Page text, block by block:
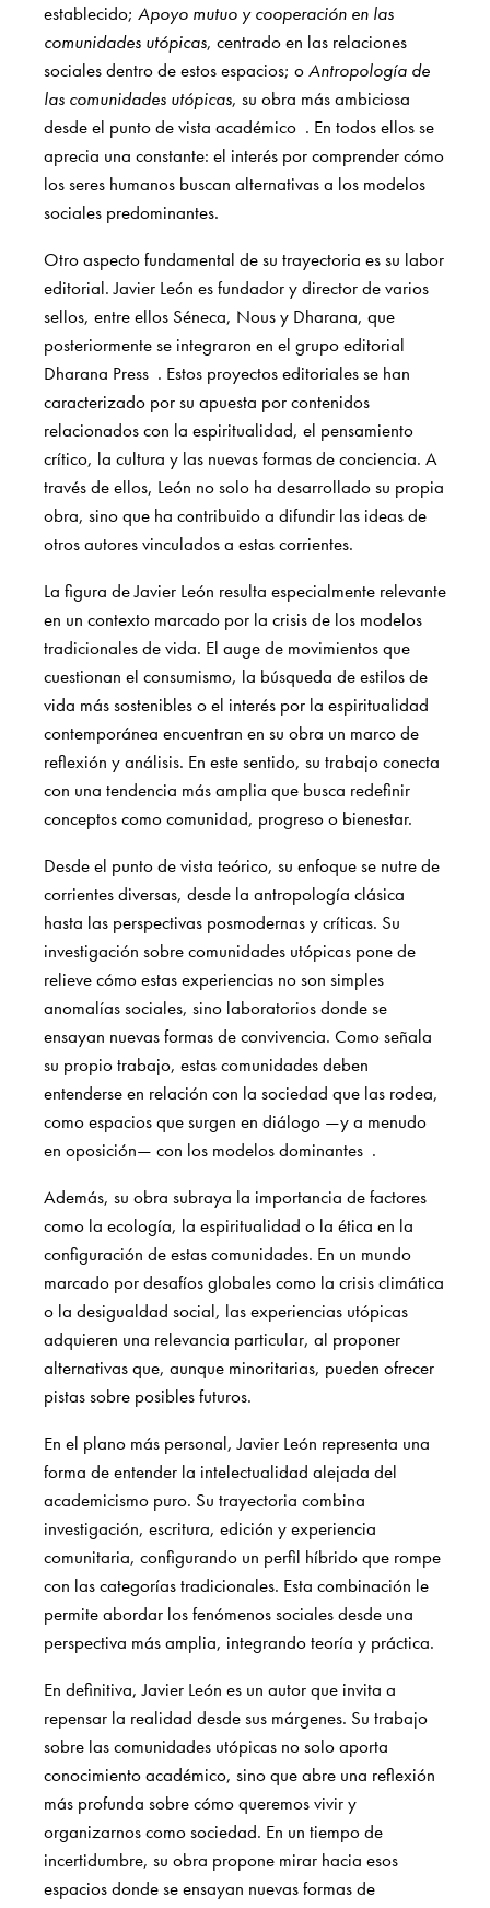
establecido; Apoyo mutuo y cooperación en las
comunidades utópicas, centrado en las relaciones
sociales dentro de estos espacios; oAntropología de
las comunidades utópicas, su obra más ambiciosa
desde el punto de vista académico . En todos ellos se
aprecia una constante: el interés por comprender cómo
los seres humanos buscan alternativas a los modelos
sociales predominantes.
Otro aspecto fundamental de su trayectoria es su labor
editorial. Javier León es fundador y director de varios
sellos, entre ellos Séneca, Nous y Dharana, que
posteriormente se integraron en el grupo editorial
Dharana Press . Estos proyectos editoriales se han
caracterizado por su apuesta por contenidos
relacionados con la espiritualidad, el pensamiento
crítico, la cultura y las nuevas formas de conciencia. A
través de ellos, León no solo ha desarrollado su propia
obra, sino que ha contribuido a difundir las ideas de
otros autores vinculados a estas corrientes.
La figura de Javier León resulta especialmente relevante
en un contexto marcado por la crisis de los modelos
tradicionales de vida. El auge de movimientos que
cuestionan el consumismo, la búsqueda de estilos de
vida más sostenibles o el interés por la espiritualidad
contemporánea encuentran en su obra un marco de
reflexión y análisis. En este sentido, su trabajo conecta
con una tendencia más amplia que busca redefinir
conceptos como comunidad, progreso o bienestar.
Desde el punto de vista teórico, su enfoque se nutre de
corrientes diversas, desde la antropología clásica
hasta las perspectivas posmodernas y críticas. Su
investigación sobre comunidades utópicas pone de
relieve cómo estas experiencias no son simples
anomalías sociales, sino laboratorios donde se
ensayan nuevas formas de convivencia. Como señala
su propio trabajo, estas comunidades deben
entenderse en relación con la sociedad que las rodea,
como espacios que surgen en diálogo —y a menudo
en oposición— con los modelos dominantes .
Además, su obra subraya la importancia de factores
como la ecología, la espiritualidad o la ética en la
configuración de estas comunidades. En un mundo
marcado por desafíos globales como la crisis climática
o la desigualdad social, las experiencias utópicas
adquieren una relevancia particular, al proponer
alternativas que, aunque minoritarias, pueden ofrecer
pistas sobre posibles futuros.
En el plano más personal, Javier León representa una
forma de entender la intelectualidad alejada del
academicismo puro. Su trayectoria combina
investigación, escritura, edición y experiencia
comunitaria, configurando un perfil híbrido que rompe
con las categorías tradicionales. Esta combinación le
permite abordar los fenómenos sociales desde una
perspectiva más amplia, integrando teoría y práctica.
En definitiva, Javier León es un autor que invita a
repensar la realidad desde sus márgenes. Su trabajo
sobre las comunidades utópicas no solo aporta
conocimiento académico, sino que abre una reflexión
más profunda sobre cómo queremos vivir y
organizarnos como sociedad. En un tiempo de
incertidumbre, su obra propone mirar hacia esos
espacios donde se ensayan nuevas formas de